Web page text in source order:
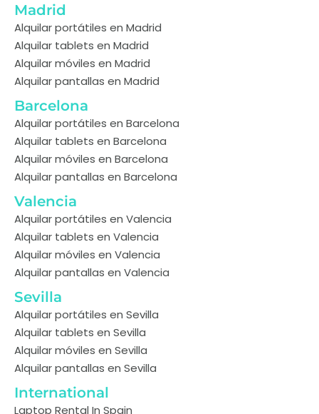
Madrid
Alquilar portátiles en Madrid
Alquilar tablets en Madrid
Alquilar móviles en Madrid
Alquilar pantallas en Madrid
Barcelona
Alquilar portátiles en Barcelona
Alquilar tablets en Barcelona
Alquilar móviles en Barcelona
Alquilar pantallas en Barcelona
Valencia
Alquilar portátiles en Valencia
Alquilar tablets en Valencia
Alquilar móviles en Valencia
Alquilar pantallas en Valencia
Sevilla
Alquilar portátiles en Sevilla
Alquilar tablets en Sevilla
Alquilar móviles en Sevilla
Alquilar pantallas en Sevilla
International
Laptop Rental In Spain